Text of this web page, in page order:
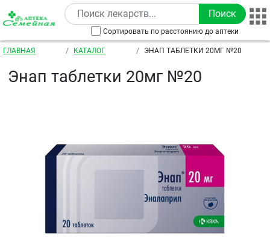
Перейти к основному содержанию
Сортировать по расстоянию до аптеки
Строка навигации
ГЛАВНАЯ КАТАЛОГ ЭНАП ТАБЛЕТКИ 20МГ №20
Энап таблетки 20мг №20